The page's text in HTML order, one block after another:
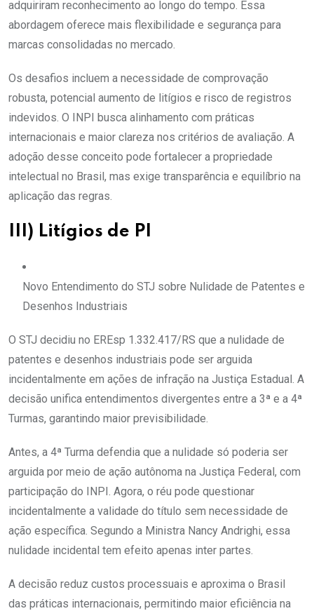
adquiriram reconhecimento ao longo do tempo. Essa
abordagem oferece mais flexibilidade e segurança para
marcas consolidadas no mercado.
Os desafios incluem a necessidade de comprovação
robusta, potencial aumento de litígios e risco de registros
indevidos. O INPI busca alinhamento com práticas
internacionais e maior clareza nos critérios de avaliação. A
adoção desse conceito pode fortalecer a propriedade
intelectual no Brasil, mas exige transparência e equilíbrio na
aplicação das regras.
III) Litígios de PI
Novo Entendimento do STJ sobre Nulidade de Patentes e
Desenhos Industriais
O STJ decidiu no EREsp 1.332.417/RS que a nulidade de
patentes e desenhos industriais pode ser arguida
incidentalmente em ações de infração na Justiça Estadual. A
decisão unifica entendimentos divergentes entre a 3ª e a 4ª
Turmas, garantindo maior previsibilidade.
Antes, a 4ª Turma defendia que a nulidade só poderia ser
arguida por meio de ação autônoma na Justiça Federal, com
participação do INPI. Agora, o réu pode questionar
incidentalmente a validade do título sem necessidade de
ação específica. Segundo a Ministra Nancy Andrighi, essa
nulidade incidental tem efeito apenas inter partes.
A decisão reduz custos processuais e aproxima o Brasil
das práticas internacionais, permitindo maior eficiência na